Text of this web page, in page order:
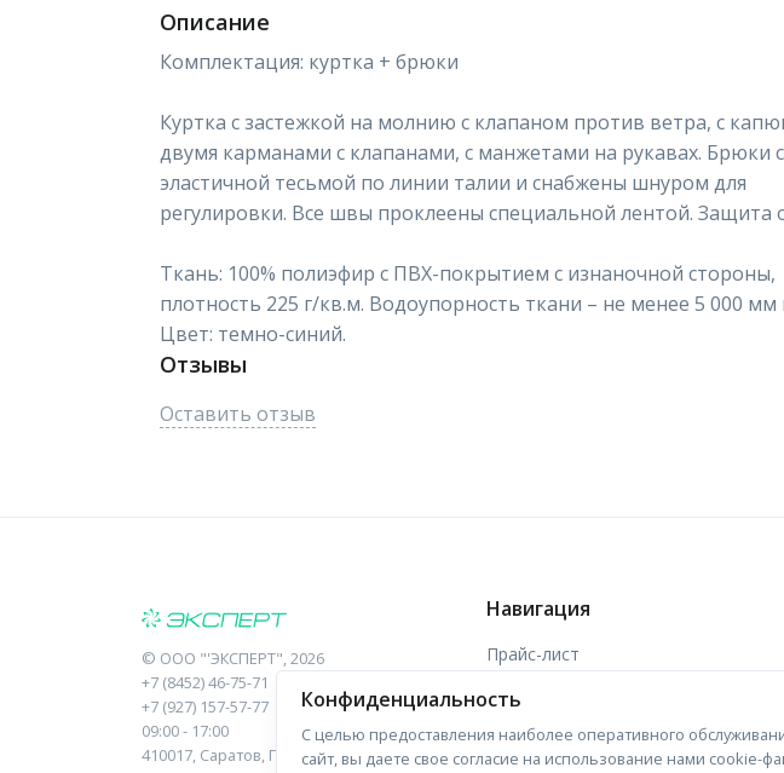
Описание
Комплектация: куртка + брюки
Куртка с застежкой на молнию с клапаном против ветра, с
двумя карманами с клапанами, с манжетами на рукавах. Брюки
эластичной тесьмой по линии талии и снабжены шнуром для
регулировки. Все швы проклеены специальной лентой. Защита
Ткань: 100% полиэфир с ПВХ-покрытием с изнаночной стороны,
плотность 225 г/кв.м. Водоупорность ткани – не менее 5 000 мм
Цвет: темно-синий.
Отзывы
Оставить отзыв
© ООО "'ЭКСПЕРТ", 2026
+7 (8452) 46-75-71
+7 (927) 157-57-77
09:00 - 17:00
410017, Саратов, Пугачева, 10 к1, оф.23
Навигация
Прайс-лист
Отзывы
Форма связи
Конфиденциальность
С целью предоставления наиболее оперативного
сайт, вы даете свое согласие на использование нами cookie-